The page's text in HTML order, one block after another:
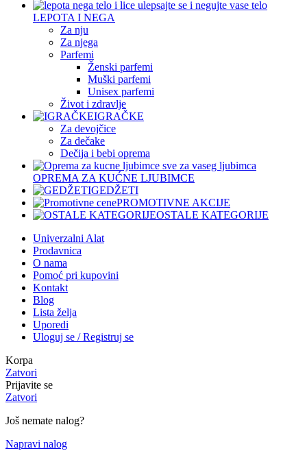
LEPOTA I NEGA
Za nju
Za njega
Parfemi
Ženski parfemi
Muški parfemi
Unisex parfemi
Život i zdravlje
IGRAČKE
Za devojčice
Za dečake
Dečija i bebi oprema
OPREMA ZA KUĆNE LJUBIMCE
GEDŽETI
PROMOTIVNE AKCIJE
OSTALE KATEGORIJE
Univerzalni Alat
Prodavnica
O nama
Pomoć pri kupovini
Kontakt
Blog
Lista želja
Uporedi
Uloguj se / Registruj se
Korpa
Zatvori
Prijavite se
Zatvori
Još nemate nalog?
Napravi nalog